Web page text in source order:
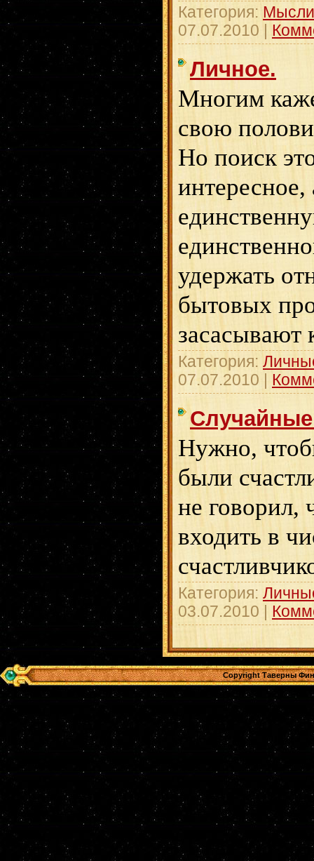
Категория:
07.07.2010
Личное.
Многим
свою
Но поиск
интересное,
удержать
бытовых
засасывают
Категория:
07.07.2010
Нужно,
были
не говорил,
входить в
Категория:
03.07.2010
Copyright Таверны